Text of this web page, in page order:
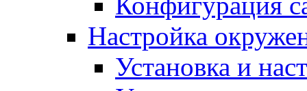
Настройка
Установка и